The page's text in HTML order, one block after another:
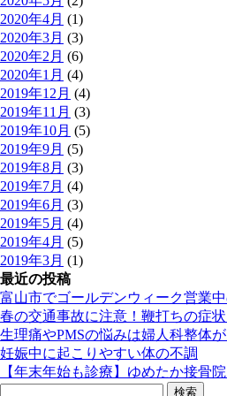
2020年4月 (1)
2020年3月 (3)
2020年2月 (6)
2020年1月 (4)
2019年12月 (4)
2019年11月 (3)
2019年10月 (5)
2019年9月 (5)
2019年8月 (3)
2019年7月 (4)
2019年6月 (3)
2019年5月 (4)
2019年4月 (5)
2019年3月 (1)
最近の投稿
富山市でゴールデンウィーク営業
春の交通事故に注意！鞭打ちの症
生理痛やPMSの悩みは婦人科整体が
妊娠中に起こりやすい体の不調
【年末年始も診療】ゆめたか接骨
検